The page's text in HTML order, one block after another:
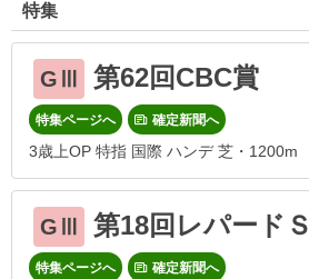
特集
GⅢ 第62回CBC賞
特集ページへ 確定新聞へ
3歳上OP 特指 国際 ハンデ 芝・1200m
GⅢ 第18回レパードＳ
特集ページへ 確定新聞へ